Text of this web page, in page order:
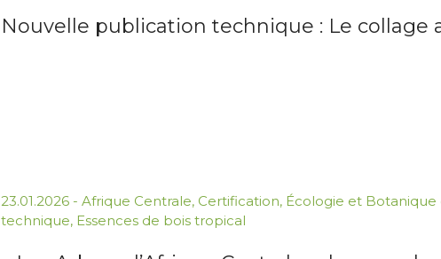
Nouvelle publication technique : Le collage
23.01.2026 - Afrique Centrale, Certification, Écologie et Botanique
technique, Essences de bois tropical